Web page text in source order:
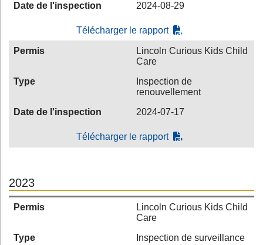
Date de l'inspection
2024-08-29
Télécharger le rapport
Permis
Lincoln Curious Kids Child
Care
Type
Inspection de
renouvellement
Date de l'inspection
2024-07-17
Télécharger le rapport
2023
Permis
Lincoln Curious Kids Child
Care
Type
Inspection de surveillance